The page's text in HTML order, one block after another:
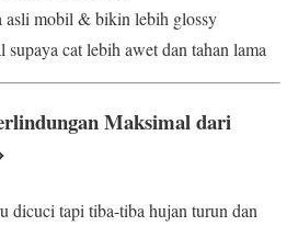
mobil & bikin lebih glossy
cat lebih awet dan tahan lama
Maksimal dari
dicuci tapi tiba-tiba hujan turun dan